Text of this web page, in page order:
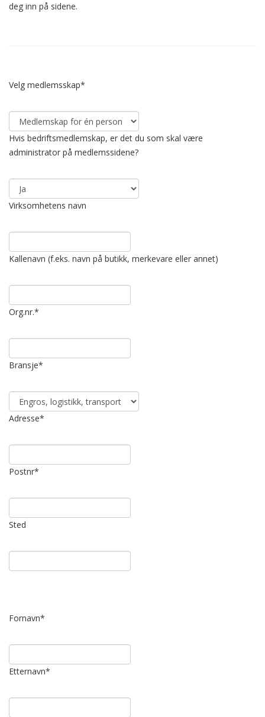
deg inn på sidene.
Velg medlemsskap*
Hvis bedriftsmedlemskap, er det du som skal være
administrator på medlemssidene?
Virksomhetens navn
Kallenavn (f.eks. navn på butikk, merkevare eller annet)
Org.nr.*
Bransje*
Adresse*
Postnr*
Sted
Fornavn*
Etternavn*